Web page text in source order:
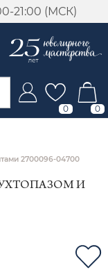
21:00 (МСК)
0 0
2700096-04700
И